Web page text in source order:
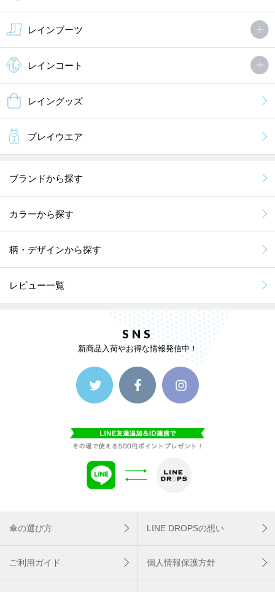
レインブーツ
レインコート
レイングッズ
プレイウエア
ブランドから探す
カラーから探す
柄・デザインから探す
レビュー一覧
SNS
新商品入荷やお得な情報発信中！
傘の選び方 LINE DROPSの想い
ご利用ガイド 個人情報保護方針